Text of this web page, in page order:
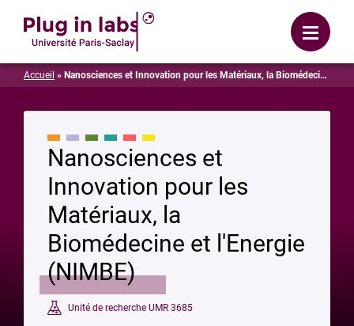
Menu
Accueil » Nanosciences et Innovation pour les Matériaux, la Biomédecine et l’Energie (NIMBE)
Nanosciences et
Innovation pour les
Matériaux, la
Biomédecine et l'Energie
(NIMBE)
Unité de recherche UMR 3685